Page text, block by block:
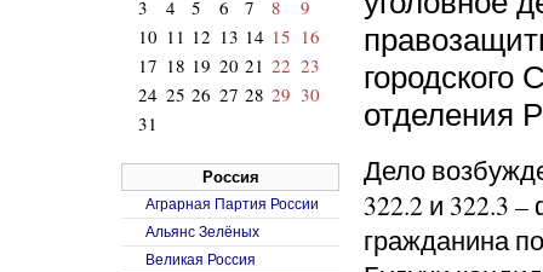
городского
Дело
322.2 и 322.3
гражданина
3
4 5 6 7 8
9
10 11 12 13 14 15 16
17 18 19 20 21 22 23
24 25 26 27 28 29 30
31
Россия
Аграрная Партия России
Альянс Зелёных
Великая Россия